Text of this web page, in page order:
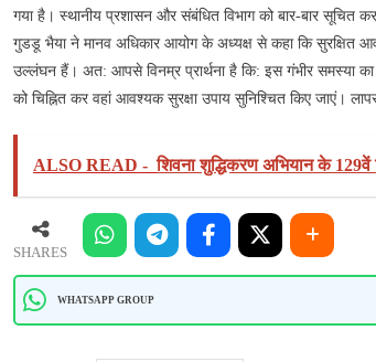
लेकर
को
गया है। स्थानीय प्रशासन और संबंधित विभाग को बार-बार सूचित
गुडडू भैया ने मानव अधिकार आयोग के अध्यक्ष से कहा कि सुरक्षित
उल्लंघन हैं। अत: आपसे विनम्र प्रार्थना है कि: इस गंभीर समस्या का
को चिह्नित कर वहां आवश्यक सुरक्षा उपाय सुनिश्चित किए जाएं।
ALSO READ - शिवना शुद्धिकरण अभियान के
SHARES
WHATSAPP GROUP